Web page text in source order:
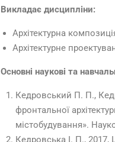
Викладає дисципліни:
Архітектурна
Архітектурне
Основні наукові та
Кедровський П. П.,
фронтальної
містобудування».
Кедровська І. П., 2017,